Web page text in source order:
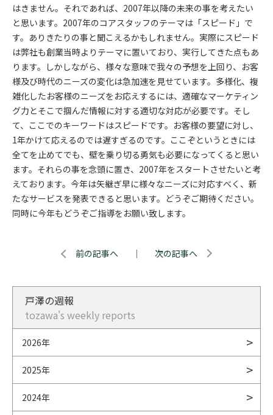
はきません。それであれば、2007年以降の未来の事を考えたい
と思います。2007年のコアスタッフのテーマは「スピード」で
す。ありきたりの事と聞こえるかもしれません。実際にスピード
は弊社も創業当時よりテーマに置いており、実行してきた点もあ
ります。しかしながら、様々な意味で我々の予想を上回り、お客
様及び時代のニーズの変化は急加速を見せています。多様化、複
雑化したお客様のニーズをお応えするには、適確なマーケティン
グ力とそこで掴んだ情報に対する適切な対応が必要です。そし
て、ここでのキーワードはスピードです。お客様の要望に対し、
1年かけて応えるのでは遅すぎるのです。ここぞというときには
全てを止めてでも、壁を乗り切る勇気も必要になってくると思い
ます。それらの事を念頭に置き、2007年をスタートさせたいと考
えております。今年は矢継ぎ早に様々なニーズに対応すべく、新
たなサービスを発表できると思います。どうぞご期待ください。
同時に今年もどうぞご指導をお願い致します。
前の記事へ ｜ 次の記事へ
戸澤の週報
tozawa's weekly reports
2026年
2025年
2024年